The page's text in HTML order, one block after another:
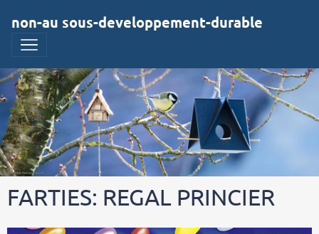
non-au sous-developpement-durable
FARTIES: REGAL PRINCIER